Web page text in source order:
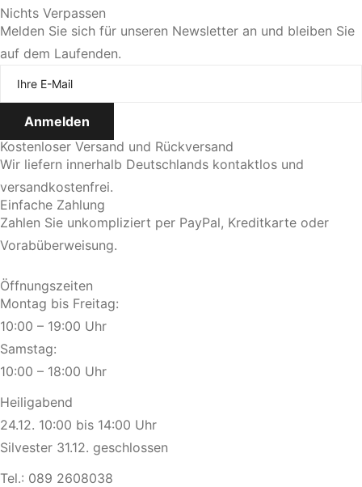
Sie bevorzugen eine persönliche Beratung?
Jetzt Termin vereinbaren
Nichts Verpassen
Melden Sie sich für unseren Newsletter an und bleiben Sie
auf dem Laufenden.
Kostenloser Versand und Rückversand
Wir liefern innerhalb Deutschlands kontaktlos und
versandkostenfrei.
Einfache Zahlung
Zahlen Sie unkompliziert per PayPal, Kreditkarte oder
Vorabüberweisung.
Öffnungszeiten
Montag bis Freitag:
10:00 – 19:00 Uhr
Samstag:
10:00 – 18:00 Uhr
Heiligabend
24.12. 10:00 bis 14:00 Uhr
Silvester 31.12. geschlossen
Tel.: 089 2608038